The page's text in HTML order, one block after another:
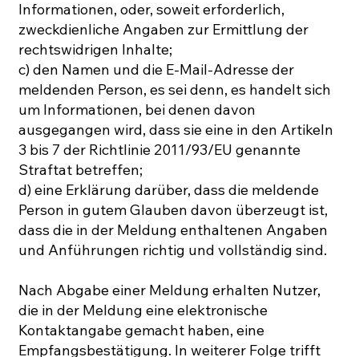
Informationen, oder, soweit erforderlich,
zweckdienliche Angaben zur Ermittlung der
rechtswidrigen Inhalte;
c) den Namen und die E-Mail-Adresse der
meldenden Person, es sei denn, es handelt sich
um Informationen, bei denen davon
ausgegangen wird, dass sie eine in den Artikeln
3 bis 7 der Richtlinie 2011/93/EU genannte
Straftat betreffen;
d) eine Erklärung darüber, dass die meldende
Person in gutem Glauben davon überzeugt ist,
dass die in der Meldung enthaltenen Angaben
und Anführungen richtig und vollständig sind.
Nach Abgabe einer Meldung erhalten Nutzer,
die in der Meldung eine elektronische
Kontaktangabe gemacht haben, eine
Empfangsbestätigung. In weiterer Folge trifft